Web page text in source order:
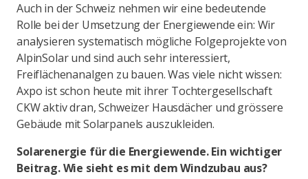
Auch in der Schweiz nehmen wir eine bedeutende
Rolle bei der Umsetzung der Energiewende ein: Wir
analysieren systematisch mögliche Folgeprojekte von
AlpinSolar und sind auch sehr interessiert,
Freiflächenanalgen zu bauen. Was viele nicht wissen:
Axpo ist schon heute mit ihrer Tochtergesellschaft
CKW aktiv dran, Schweizer Hausdächer und grössere
Gebäude mit Solarpanels auszukleiden.
Solarenergie für die Energiewende. Ein wichtiger
Beitrag. Wie sieht es mit dem Windzubau aus?